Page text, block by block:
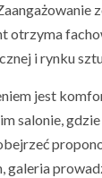
otrzyma
i rynku
jest
salonie,
galeria